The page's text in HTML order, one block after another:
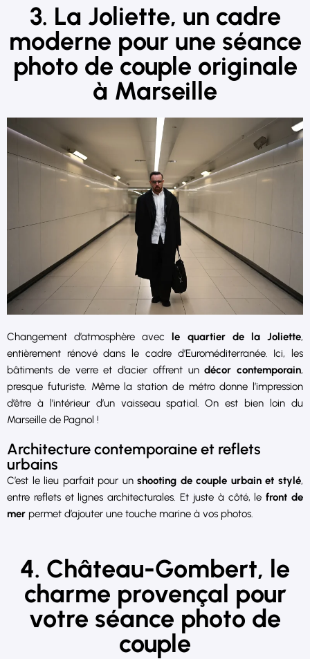
3. La Joliette, un cadre
moderne pour une séance
photo de couple originale
à Marseille
Changement d’atmosphère avec le quartier de la Joliette,
entièrement rénové dans le cadre d’Euroméditerranée. Ici, les
bâtiments de verre et d’acier offrent undécor contemporain,
presque futuriste. Même la station de métro donne l’impression
d’être à l’intérieur d’un vaisseau spatial. On est bien loin du
Marseille de Pagnol !
Architecture contemporaine et reflets
urbains
C’est le lieu parfait pour unshooting de couple urbain et stylé,
entre reflets et lignes architecturales. Et juste à côté, lefront de
mer permet d’ajouter une touche marine à vos photos.
4. Château-Gombert, le
charme provençal pour
votre séance photo de
couple